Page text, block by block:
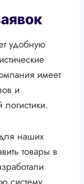
удобную
имеет
и
наших
товары в